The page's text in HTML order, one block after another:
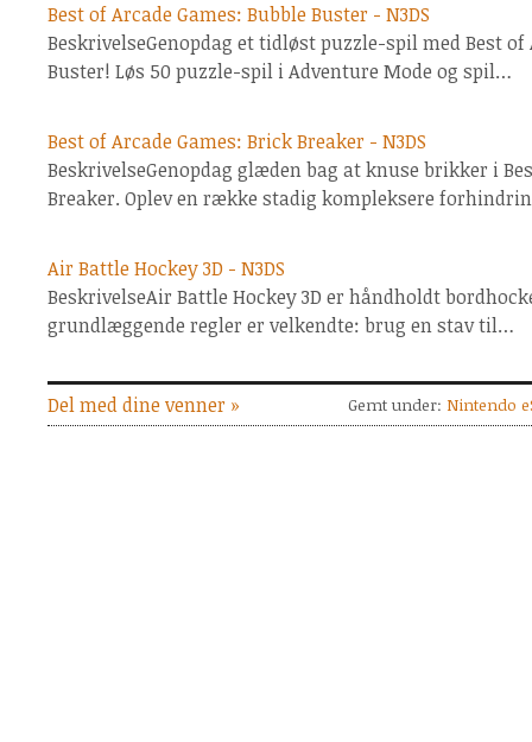
Best of Arcade Games: Bubble Buster - N3DS
BeskrivelseGenopdag et tidløst puzzle-spil med Best of
Buster! Løs 50 puzzle-spil i Adventure Mode og spil…
Best of Arcade Games: Brick Breaker - N3DS
BeskrivelseGenopdag glæden bag at knuse brikker i
Breaker. Oplev en række stadig kompleksere
Air Battle Hockey 3D - N3DS
BeskrivelseAir Battle Hockey 3D er håndholdt
grundlæggende regler er velkendte: brug en stav til…
Del med dine venner » Gemt under: Nintendo